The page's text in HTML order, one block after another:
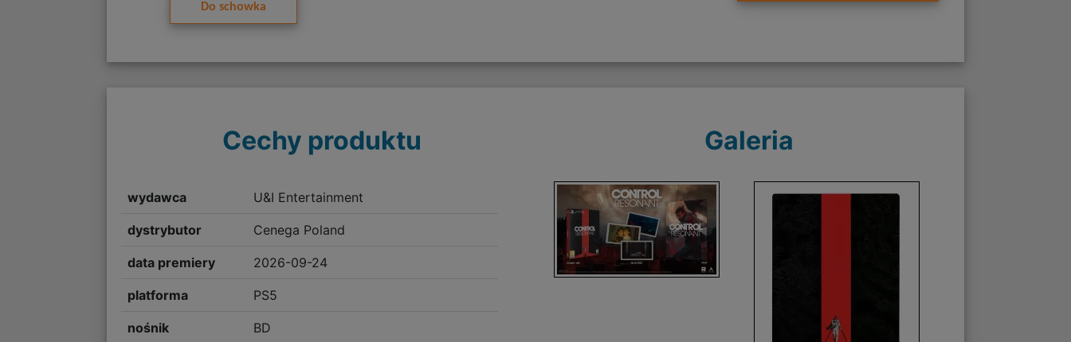
Do schowka
Cechy produktu
wydawca U&I Entertainment
dystrybutor Cenega Poland
data premiery 2026-09-24
platforma PS5
nośnik BD
Galeria